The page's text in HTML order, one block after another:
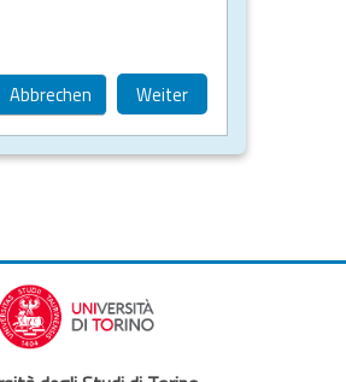
Abbrechen Weiter